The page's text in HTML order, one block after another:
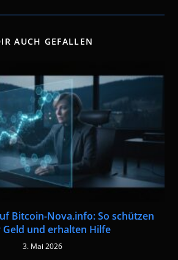
AUCH GEFALLEN
Bitcoin-Nova.info: So schützen
Geld und erhalten Hilfe
3. Mai 2026